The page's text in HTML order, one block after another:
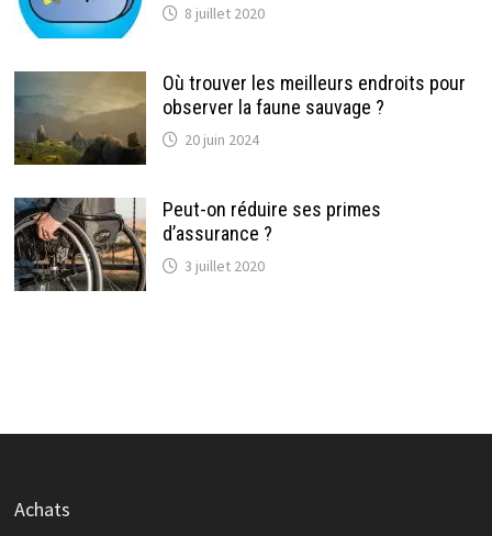
8 juillet 2020
Où trouver les meilleurs endroits pour
observer la faune sauvage ?
20 juin 2024
Peut-on réduire ses primes
d’assurance ?
3 juillet 2020
Achats